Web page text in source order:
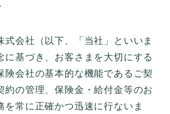
式会社（以下、「当社」といいま
に基づき、お客さまを大切にする
険会社の基本的な機能であるご契
約の管理、保険金・給付金等のお
を常に正確かつ迅速に行ないま